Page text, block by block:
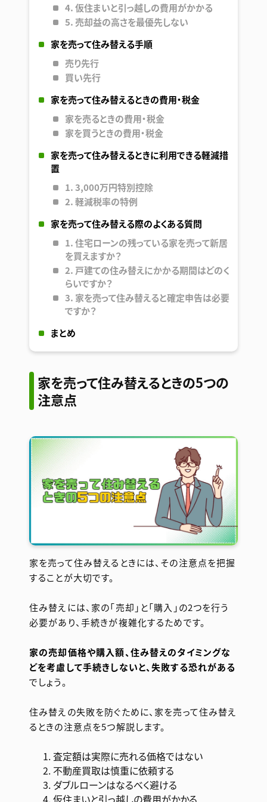
4. 仮住まいと引っ越しの費用がかかる
5. 売却益の高さを最優先しない
家を売って住み替える手順
売り先行
買い先行
家を売って住み替えるときの費用・税金
家を売るときの費用・税金
家を買うときの費用・税金
家を売って住み替えるときに利用できる軽減措
置
1. 3,000万円特別控除
2. 軽減税率の特例
家を売って住み替える際のよくある質問
1. 住宅ローンの残っている家を売って新居
を買えますか？
2. 戸建ての住み替えにかかる期間はどのく
らいですか？
3. 家を売って住み替えると確定申告は必要
ですか？
まとめ
家を売って住み替えるときの5つの
注意点
家を売って住み替えるときには、その注意点を把握
することが大切です。
住み替えには、家の「売却」と「購入」の2つを行う
必要があり、手続きが複雑化するためです。
家の売却価格や購入額、住み替えのタイミングな
どを考慮して手続きしないと、失敗する恐れがある
でしょう。
住み替えの失敗を防ぐために、家を売って住み替え
るときの注意点を5つ解説します。
査定額は実際に売れる価格ではない
不動産買取は慎重に依頼する
ダブルローンはなるべく避ける